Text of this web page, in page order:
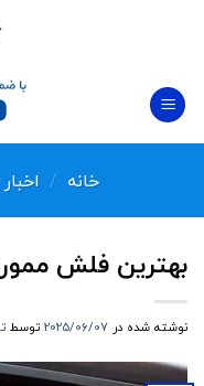
خانه /
بهترین فلش
نوشته شده در 2025/06/07 توسط